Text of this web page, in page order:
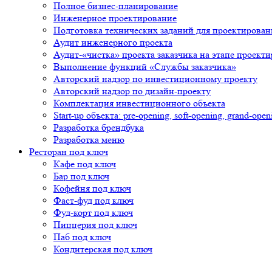
Полное бизнес-планирование
Инженерное проектирование
Подготовка технических заданий для
Аудит инженерного проекта
Аудит-«чистка» проекта заказчика на этапе
Выполнение функций «Службы заказчика»
Авторский надзор по инвестиционному проекту
Авторский надзор по дизайн-проекту
Комплектация инвестиционного объекта
Start-up объекта: pre-opening, soft-opening, grand-
Разработка брендбука
Разработка меню
Ресторан под ключ
Кафе под ключ
Бар под ключ
Кофейня под ключ
Фаст-фуд под ключ
Фуд-корт под ключ
Пиццерия под ключ
Паб под ключ
Кондитерская под ключ